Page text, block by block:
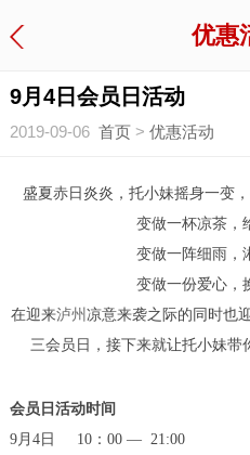
优惠
9月4日会员日活动
2019-09-06 首页> 优惠活动
盛夏赤日炎炎，托小妹摇身一变
变做一杯凉茶，
变做一阵细雨，
变做一份爱心，
在迎来泸州凉意来袭之际的同时也
三会员日，接下来就让托小妹带
会员日活动时间
9月4日 10：00 — 21:00